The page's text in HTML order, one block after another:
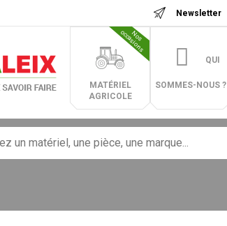
Newsletter
MATÉRIEL
AGRICOLE
N
o
s
o
c
c
a
s
i
o
n
s
QUI
SOMMES-NOUS ?